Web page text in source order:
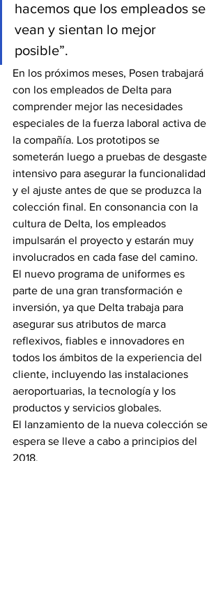
hacemos que los empleados se
vean y sientan lo mejor
posible”.
En los próximos meses, Posen trabajará
con los empleados de Delta para
comprender mejor las necesidades
especiales de la fuerza laboral activa de
la compañía. Los prototipos se
someterán luego a pruebas de desgaste
intensivo para asegurar la funcionalidad
y el ajuste antes de que se produzca la
colección final. En consonancia con la
cultura de Delta, los empleados
impulsarán el proyecto y estarán muy
involucrados en cada fase del camino.
El nuevo programa de uniformes es
parte de una gran transformación e
inversión, ya que Delta trabaja para
asegurar sus atributos de marca
reflexivos, fiables e innovadores en
todos los ámbitos de la experiencia del
cliente, incluyendo las instalaciones
aeroportuarias, la tecnología y los
productos y servicios globales.
El lanzamiento de la nueva colección se
espera se lleve a cabo a principios del
2018.